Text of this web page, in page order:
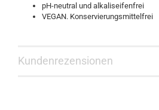
pH-neutral und alkaliseifenfrei
VEGAN. Konservierungsmittelfrei
Kundenrezensionen